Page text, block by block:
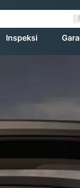
Inspeksi